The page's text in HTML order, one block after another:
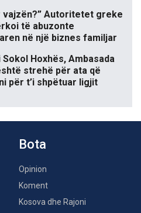
vajzën?” Autoritetet greke
të abuzonte
në një biznes familjar
Hoxhës, Ambasada
strehë për ata që
për t’i shpëtuar ligjit
Bota
Opinion
Koment
Kosova dhe Rajoni